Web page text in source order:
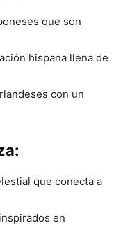
que son
hispana llena de
con un
que conecta a
en